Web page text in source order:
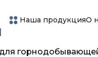
Наша продукцияО